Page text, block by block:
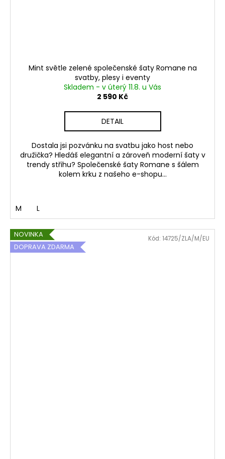
Mint světle zelené společenské šaty Romane na
svatby, plesy i eventy
Skladem - v úterý 11.8. u Vás
2 590 Kč
DETAIL
Dostala jsi pozvánku na svatbu jako host nebo
družička? Hledáš elegantní a zároveň moderní šaty v
trendy střihu? Společenské šaty Romane s šálem
kolem krku z našeho e-shopu...
M L
NOVINKA
DOPRAVA ZDARMA
Kód: 14725/ZLA/M/EU